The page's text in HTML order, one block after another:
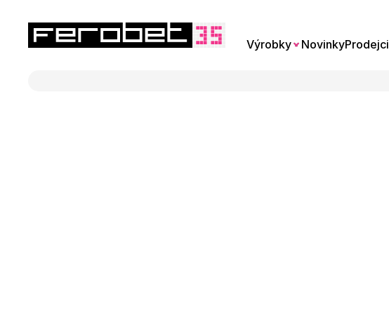
Výrobky NovinkyProdejci